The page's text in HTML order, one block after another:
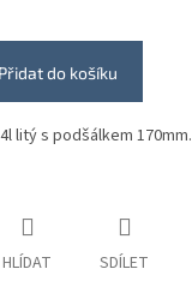
Přidat do košíku
litý s podšálkem 170mm.
HLÍDAT SDÍLET